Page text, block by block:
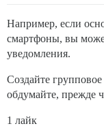
Например, если
смартфоны, вы
уведомления.
Создайте
обдумайте, прежде
1 лайк